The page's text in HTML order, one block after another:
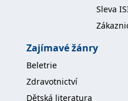
Sleva
Zajímavé žánry
Beletrie
Zdravotnictví
Dětská literatura